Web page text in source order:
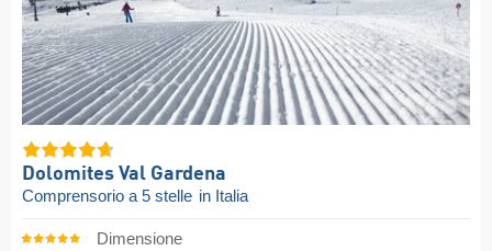
Dolomites Val Gardena
Comprensorio a 5 stelle in Italia
Dimensione